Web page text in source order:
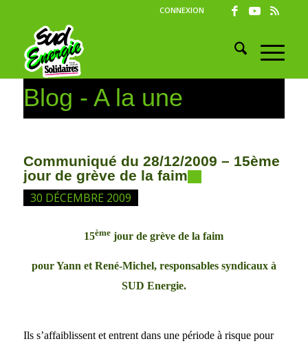
CONNEXION
Blog - A la une
Communiqué du 28/12/2009 – 15ème
jour de grève de la faim
30 DÉCEMBRE 2009
15ème jour de grève de la faim
pour Yann et René-Michel, responsables syndicaux à
SUD Energie.
Ils s’affaiblissent et entrent dans une période à risque pour